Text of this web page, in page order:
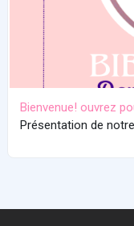
Bienvenue! ouvrez
Présentation de